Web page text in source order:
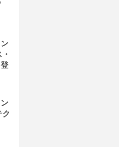
ク